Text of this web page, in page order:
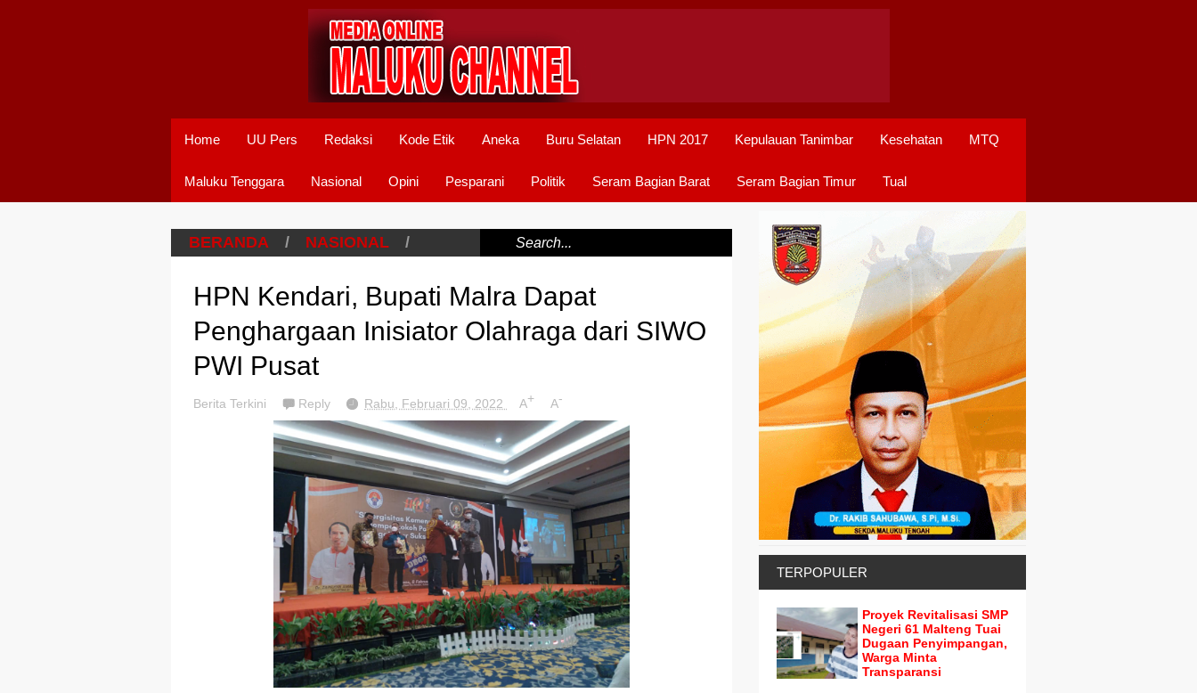
Home UU Pers Redaksi Kode Etik Aneka Buru Selatan HPN 2017 Kepulauan Tanimbar Kesehatan MTQ
Maluku Tenggara Nasional Opini Pesparani Politik Seram Bagian Barat Seram Bagian Timur Tual
BERANDA / NASIONAL /
HPN Kendari, Bupati Malra Dapat
Penghargaan Inisiator Olahraga dari SIWO
PWI Pusat
Berita Terkini Reply Rabu, Februari 09, 2022 A+ A-
TERPOPULER
Proyek Revitalisasi SMP
Negeri 61 Malteng Tuai
Dugaan Penyimpangan,
Warga Minta
Transparansi